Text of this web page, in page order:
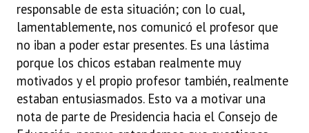
Antiguos Pobladores - Registro
Reconocimientos - Registro
Bariloche, Municipio intercultural
Entrega de distinciones
responsable de esta situación; con lo cual,
lamentablemente, nos comunicó el profesor que
no iban a poder estar presentes. Es una lástima
porque los chicos estaban realmente muy
motivados y el propio profesor también, realmente
estaban entusiasmados. Esto va a motivar una
nota de parte de Presidencia hacia el Consejo de